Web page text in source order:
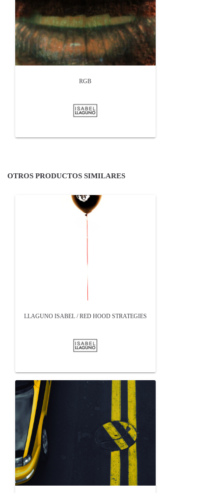
RGB
OTROS PRODUCTOS SIMILARES
LLAGUNO ISABEL / RED HOOD STRATEGIES